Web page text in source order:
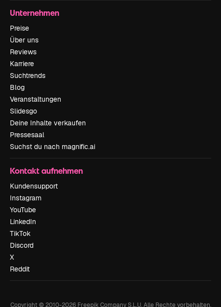
Unternehmen
Preise
Über uns
Reviews
Karriere
Suchtrends
Blog
Veranstaltungen
Slidesgo
Deine Inhalte verkaufen
Pressesaal
Suchst du nach magnific.ai
Kontakt aufnehmen
Kundensupport
Instagram
YouTube
LinkedIn
TikTok
Discord
X
Reddit
Copyright © 2010-2026Freepik Company S.L.U. Alle Rechte vorbehalten.